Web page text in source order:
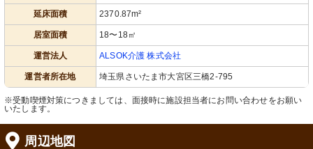
延床面積 2370.87m²
居室面積 18〜18㎡
運営法人 ALSOK介護 株式会社
運営者所在地 埼玉県さいたま市大宮区三橋2-795
※受動喫煙対策につきましては、面接時に施設担当者にお問い合わせをお願い
いたします。
周辺地図